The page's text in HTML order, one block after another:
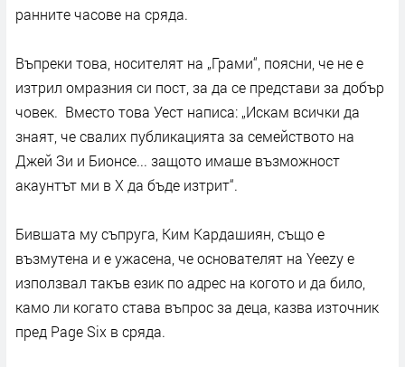
ранните часове на сряда.
Въпреки това, носителят на „Грами“, поясни, че не е
изтрил омразния си пост, за да се представи за добър
човек. Вместо това Уест написа: „Искам всички да
знаят, че свалих публикацията за семейството на
Джей Зи и Бионсе... защото имаше възможност
акаунтът ми в X да бъде изтрит“.
Бившата му съпруга, Ким Кардашиян, също е
възмутена и е ужасена, че основателят на Yeezy е
използвал такъв език по адрес на когото и да било,
камо ли когато става въпрос за деца, казва източник
пред Page Six в сряда.